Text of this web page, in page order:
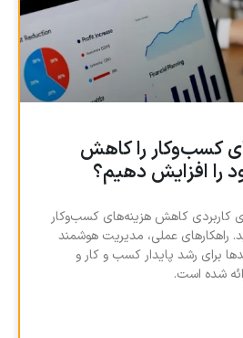
کسب‌وکار را کاهش
را افزایش دهیم؟
کاربردی کاهش هزینه‌های کسب‌وکار
راهکارهای عملی، مدیریت هوشمند
برای رشد پایدار کسب و کار و
شده است.